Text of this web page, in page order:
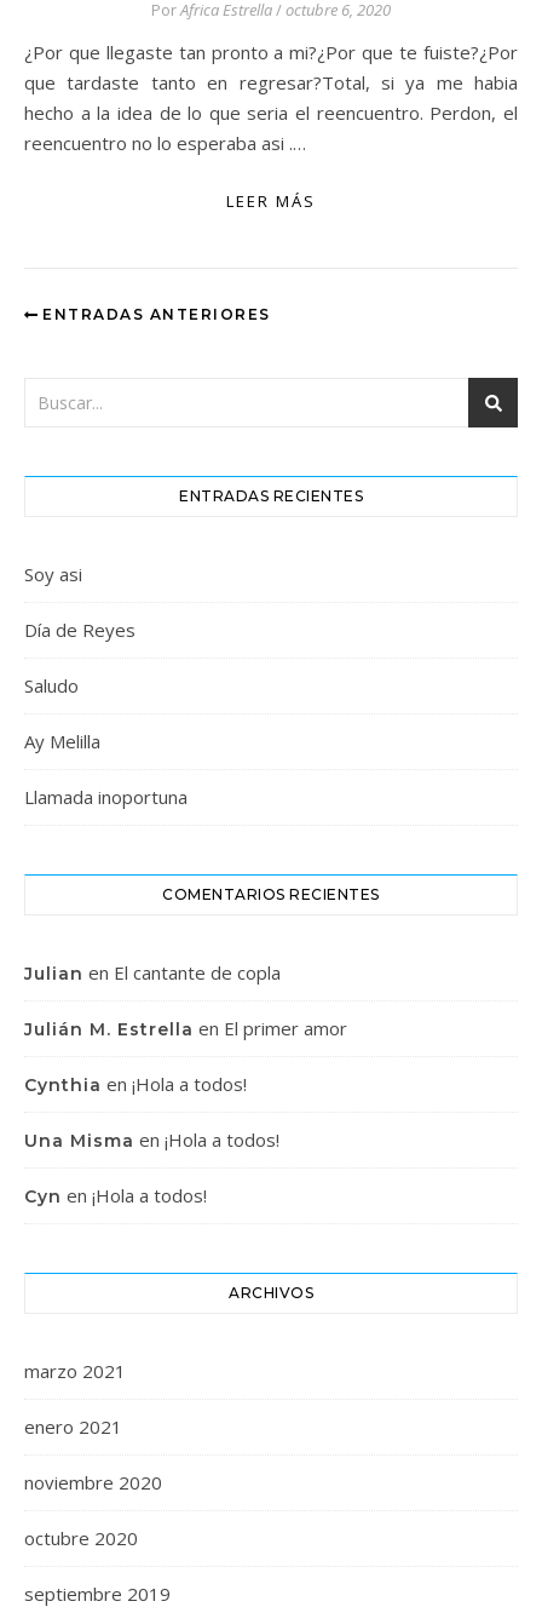
PorAfrica Estrella/octubre 6, 2020
¿Por que llegaste tan pronto a mi?¿Por que te fuiste?¿Por
que tardaste tanto en regresar?Total, si ya me habia
hecho a la idea de lo que seria el reencuentro. Perdon, el
reencuentro no lo esperaba asi .…
LEER MÁS
ENTRADAS ANTERIORES
ENTRADAS RECIENTES
Soy asi
Día de Reyes
Saludo
Ay Melilla
Llamada inoportuna
COMENTARIOS RECIENTES
Julian en El cantante de copla
Julián M. Estrella en El primer amor
Cynthia en ¡Hola a todos!
Una Misma en ¡Hola a todos!
Cyn en ¡Hola a todos!
ARCHIVOS
marzo 2021
enero 2021
noviembre 2020
octubre 2020
septiembre 2019